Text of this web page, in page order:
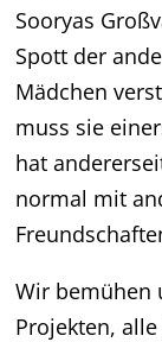
Sooryas
Spott der
Mädchen
muss sie
hat
normal mit
Wir bemühen
Projekten,